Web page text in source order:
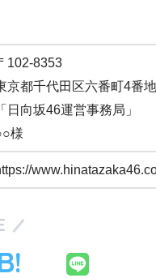
102-8353
京都千代田区六番町4番
「日向坂46運営事務局」
様